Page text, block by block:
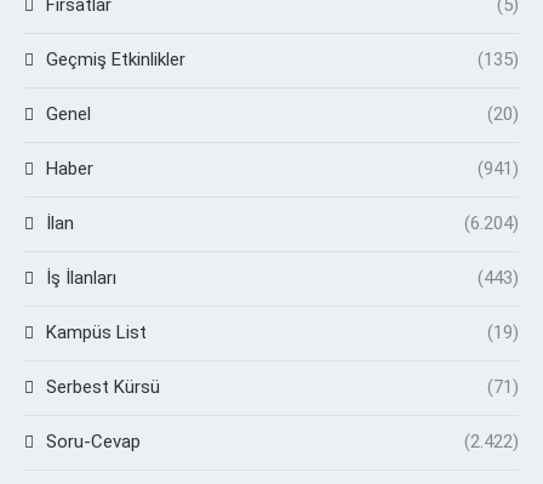
Fırsatlar (5)
Geçmiş Etkinlikler (135)
Genel (20)
Haber (941)
İlan (6.204)
İş İlanları (443)
Kampüs List (19)
Serbest Kürsü (71)
Soru-Cevap (2.422)